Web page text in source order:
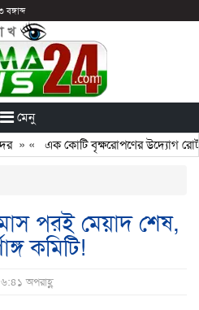
মেনু
« এক কোটি বৃক্ষরোপণের উদ্যোগ
পরই মেয়াদ শেষ,
কমিটি!
অপরাহ্ণ